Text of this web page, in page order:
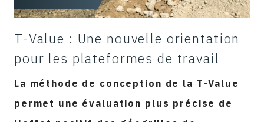
T-Value : Une nouvelle orientation
pour les plateformes de travail
La méthode de conception de la T-Value
permet une évaluation plus précise de